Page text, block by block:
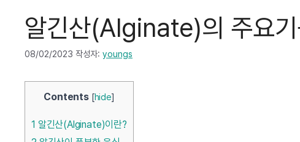
알긴산(Alginate)의 주요기
08/02/2023 작성자: youngs
Contents [hide]
1 알긴산(Alginate)이란?